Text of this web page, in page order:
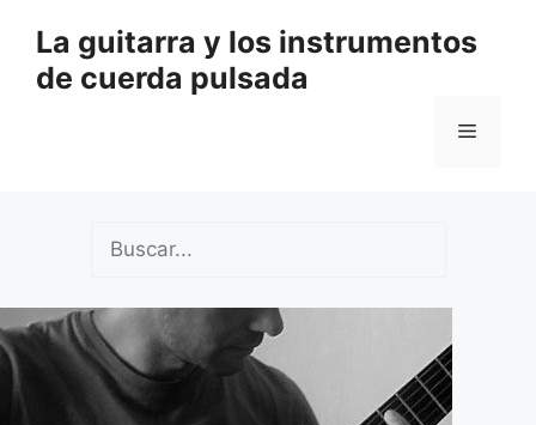
contenido
La guitarra y los instrumentos
de cuerda pulsada
Menú